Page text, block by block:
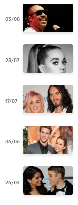
03/08
23/07
17/07
06/06
26/04